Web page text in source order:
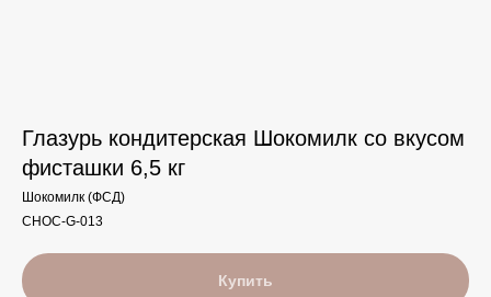
Глазурь кондитерская Шокомилк со вкусом
фисташки 6,5 кг
Шокомилк (ФСД)
CHOC-G-013
Купить